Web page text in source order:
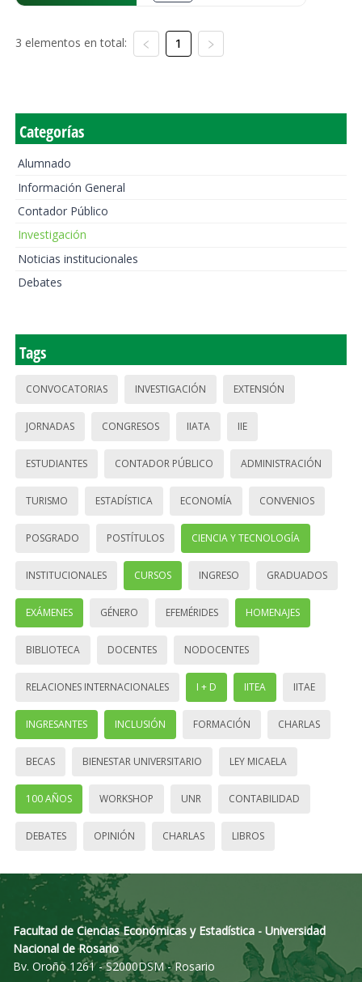
3 elementos en total: 1
Categorías
Alumnado
Información General
Contador Público
Investigación
Noticias institucionales
Debates
Tags
CONVOCATORIAS INVESTIGACIÓN EXTENSIÓN
JORNADAS CONGRESOS IIATA IIE
ESTUDIANTES CONTADOR PÚBLICO ADMINISTRACIÓN
TURISMO ESTADÍSTICA ECONOMÍA CONVENIOS
POSGRADO POSTÍTULOS CIENCIA Y TECNOLOGÍA
INSTITUCIONALES CURSOS INGRESO GRADUADOS
EXÁMENES GÉNERO EFEMÉRIDES HOMENAJES
BIBLIOTECA DOCENTES NODOCENTES
RELACIONES INTERNACIONALES I + D IITEA IITAE
INGRESANTES INCLUSIÓN FORMACIÓN CHARLAS
BECAS BIENESTAR UNIVERSITARIO LEY MICAELA
100 AÑOS WORKSHOP UNR CONTABILIDAD
DEBATES OPINIÓN CHARLAS LIBROS
Facultad de Ciencias Económicas y Estadística - Universidad
Nacional de Rosario
Bv. Oroño 1261 - S2000DSM - Rosario